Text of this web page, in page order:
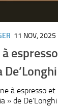
11 NOV, 2025
espresso
à espresso et
» de De’Longhi